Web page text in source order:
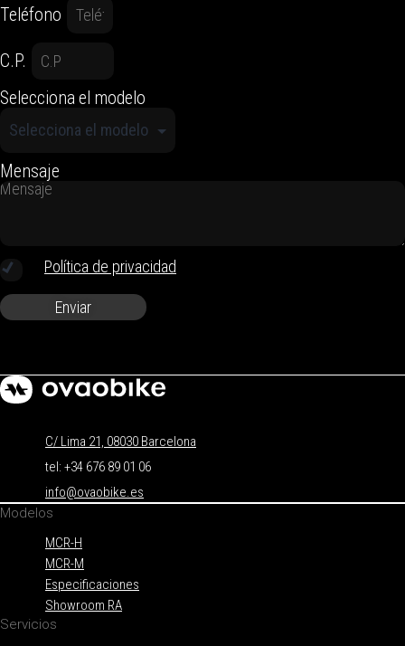
Teléfono
C.P.
Selecciona el modelo
Mensaje
Política de privacidad
Enviar
C/ Lima 21, 08030 Barcelona
tel: +34 676 89 01 06
info@ovaobike.es
Modelos
MCR-H
MCR-M
Especificaciones
Showroom RA
Servicios